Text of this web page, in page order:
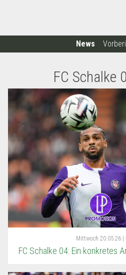
News
FC Schalke
Mittwoch 20.05.26 |
FC Schalke 04: Ein konkretes